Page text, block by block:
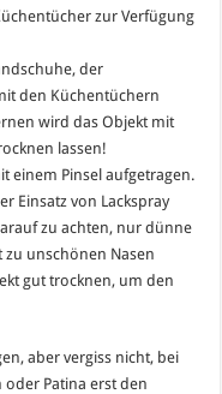
zur Verfügung
der
den Küchentüchern
wird das Objekt mit
lassen!
einem Pinsel aufgetragen.
Einsatz von Lackspray
zu achten, nur dünne
zu unschönen Nasen
gut trocknen, um den
aber vergiss nicht, bei
oder Patina erst den